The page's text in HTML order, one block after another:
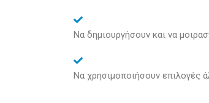
Να δημιουργήσουν και να
Να χρησιμοποιήσουν επιλογές